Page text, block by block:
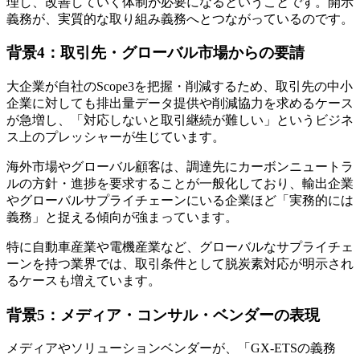
義務が、実質的な取り組み義務へとつながっているのです。
背景4：取引先・グローバル市場からの要請
大企業が自社のScope3を把握・削減するため、取引先の中小
企業に対しても排出量データ提供や削減協力を求めるケース
が急増し、「対応しないと取引継続が難しい」というビジネ
ス上のプレッシャーが生じています。
海外市場やグローバル顧客は、調達先にカーボンニュートラ
ルの方針・進捗を要求することが一般化しており、輸出企業
やグローバルサプライチェーンにいる企業ほど「実務的には
義務」と捉える傾向が強まっています。
特に自動車産業や電機産業など、グローバルなサプライチェ
ーンを持つ業界では、取引条件として脱炭素対応が明示され
るケースも増えています。
背景5：メディア・コンサル・ベンダーの表現
メディアやソリューションベンダーが、「GX-ETSの義務